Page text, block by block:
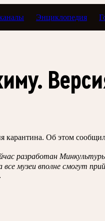
Энциклопедия
Об этом
разработан
музеи вполне смогут